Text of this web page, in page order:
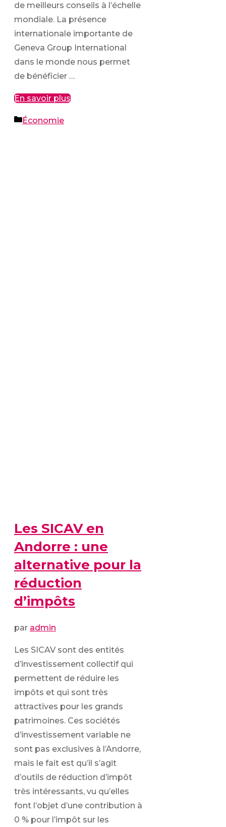
de meilleurs conseils à l’échelle
mondiale. La présence
internationale importante de
Geneva Group International
dans le monde nous permet
de bénéficier …
En savoir plus
Catégories
Économie
Les SICAV en
Andorre : une
alternative pour la
réduction
d’impôts
par admin
Les SICAV sont des entités
d’investissement collectif qui
permettent de réduire les
impôts et qui sont très
attractives pour les grands
patrimoines. Ces sociétés
d’investissement variable ne
sont pas exclusives à l’Andorre,
mais le fait est qu’il s’agit
d’outils de réduction d’impôt
très intéressants, vu qu’elles
font l’objet d’une contribution à
0 % pour l’impôt sur les